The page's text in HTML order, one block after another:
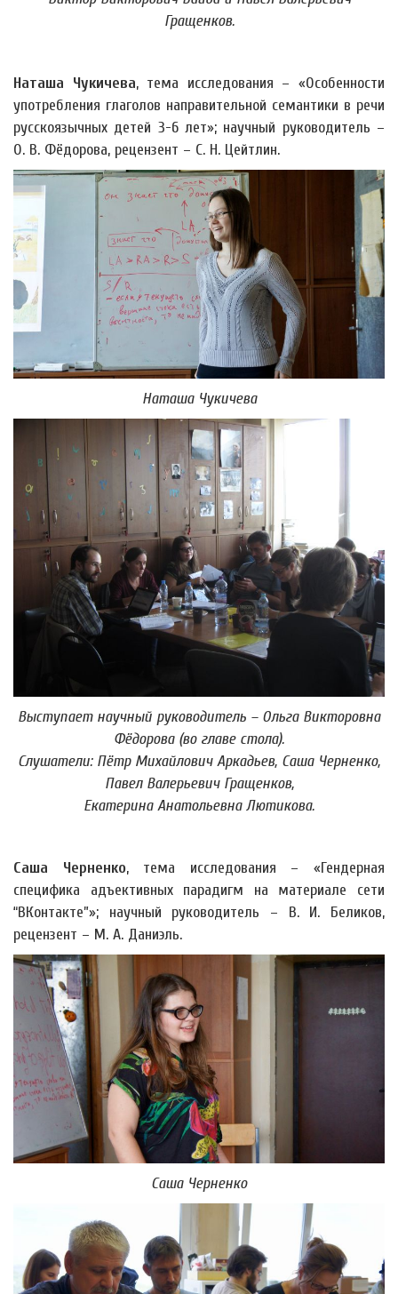
Гращенков.
Наташа Чукичева, тема исследования – «Особенности
употребления глаголов направительной семантики в речи
русскоязычных детей 3-6 лет»; научный руководитель –
О. В. Фёдорова, рецензент – С. Н. Цейтлин.
Наташа Чукичева
Выступает научный руководитель – Ольга Викторовна
Фёдорова (во главе стола).
Слушатели: Пётр Михайлович Аркадьев, Саша Черненко,
Павел Валерьевич Гращенков,
Екатерина Анатольевна Лютикова.
Саша Черненко, тема исследования – «Гендерная
специфика адъективных парадигм на материале сети
“ВКонтакте”»; научный руководитель – В. И. Беликов,
рецензент – М. А. Даниэль.
Саша Черненко